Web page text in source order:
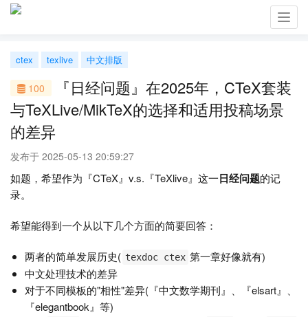
ctex texlive 中文排版
100
『日经问题』在2025年，CTeX套装
与TeXLive/MikTeX的选择和适用投稿场景
的差异
发布于 2025-05-13 20:59:27
如题，希望作为『CTeX』v.s.『TeXlive』这一日经问题的记
录。
希望能得到一个从以下几个方面的简要回答：
两者的简单发展历史( texdoc ctex 第一章好像就有)
中文处理技术的差异
对于不同模板的"相性"差异(『中文数学期刊』、『elsart』、
『elegantbook』等)